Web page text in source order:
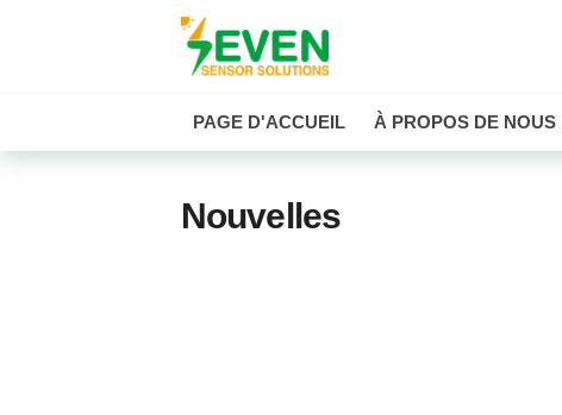
PAGE D'ACCUEIL À PROPOS DE NOUS
Nouvelles